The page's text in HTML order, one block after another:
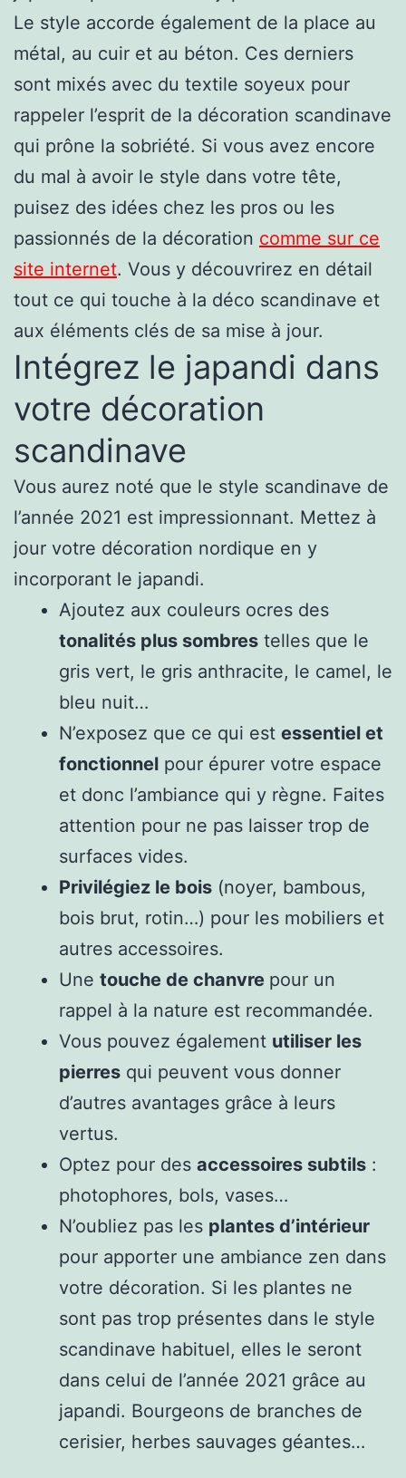
Le style accorde également de la place au
métal, au cuir et au béton. Ces derniers
sont mixés avec du textile soyeux pour
rappeler l’esprit de la décoration scandinave
qui prône la sobriété. Si vous avez encore
du mal à avoir le style dans votre tête,
puisez des idées chez les pros ou les
passionnés de la décoration comme sur ce
site internet. Vous y découvrirez en détail
tout ce qui touche à la déco scandinave et
aux éléments clés de sa mise à jour.
Intégrez le japandi dans
votre décoration
scandinave
Vous aurez noté que le style scandinave de
l’année 2021 est impressionnant. Mettez à
jour votre décoration nordique en y
incorporant le japandi.
Ajoutez aux couleurs ocres des
tonalités plus sombres telles que le
gris vert, le gris anthracite, le camel, le
bleu nuit…
N’exposez que ce qui est essentiel et
fonctionnel pour épurer votre espace
et donc l’ambiance qui y règne. Faites
attention pour ne pas laisser trop de
surfaces vides.
Privilégiez le bois (noyer, bambous,
bois brut, rotin…) pour les mobiliers et
autres accessoires.
Une touche de chanvre pour un
rappel à la nature est recommandée.
Vous pouvez également utiliser les
pierres qui peuvent vous donner
d’autres avantages grâce à leurs
vertus.
Optez pour des accessoires subtils :
photophores, bols, vases…
N’oubliez pas les plantes d’intérieur
pour apporter une ambiance zen dans
votre décoration. Si les plantes ne
sont pas trop présentes dans le style
scandinave habituel, elles le seront
dans celui de l’année 2021 grâce au
japandi. Bourgeons de branches de
cerisier, herbes sauvages géantes…